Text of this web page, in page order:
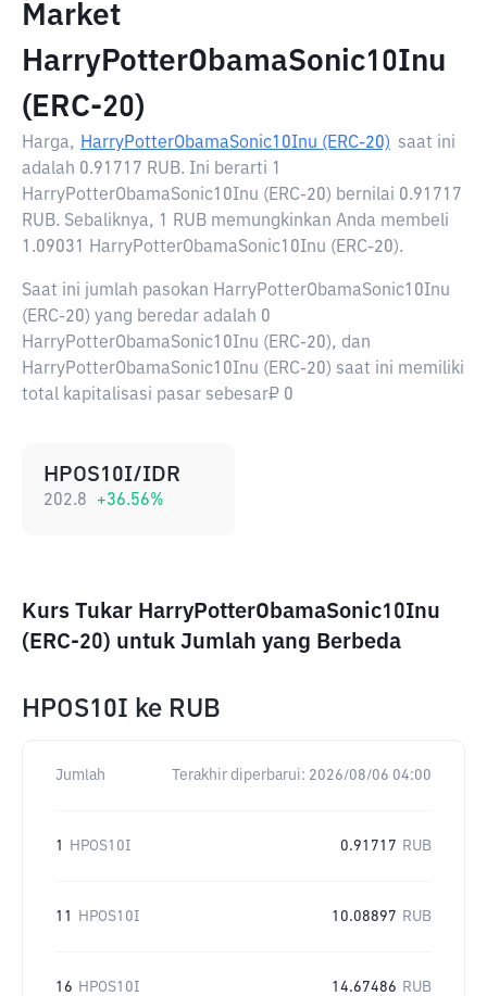
Market
HarryPotterObamaSonic10Inu
(ERC-20)
Harga, HarryPotterObamaSonic10Inu (ERC-20) saat ini
adalah 0.91717 RUB. Ini berarti 1
HarryPotterObamaSonic10Inu (ERC-20) bernilai 0.91717
RUB. Sebaliknya, 1 RUB memungkinkan Anda membeli
1.09031 HarryPotterObamaSonic10Inu (ERC-20).
Saat ini jumlah pasokan HarryPotterObamaSonic10Inu
(ERC-20) yang beredar adalah 0
HarryPotterObamaSonic10Inu (ERC-20), dan
HarryPotterObamaSonic10Inu (ERC-20) saat ini memiliki
total kapitalisasi pasar sebesar₽ 0
HPOS10I/IDR
202.8 +36.56%
Kurs Tukar HarryPotterObamaSonic10Inu
(ERC-20) untuk Jumlah yang Berbeda
HPOS10I ke RUB
Jumlah Terakhir diperbarui: 2026/08/06 04:00
1 HPOS10I 0.91717 RUB
11 HPOS10I 10.08897 RUB
16 HPOS10I 14.67486 RUB